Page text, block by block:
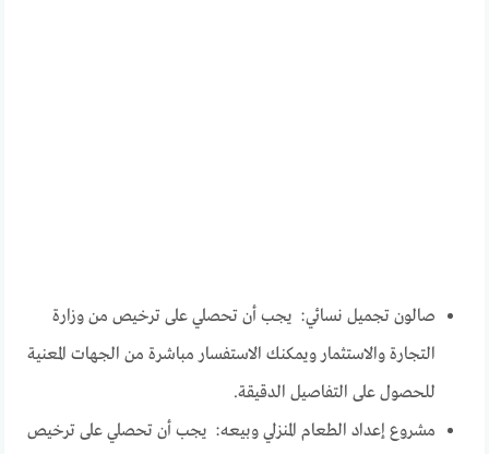
صالون تجميل نسائي: يجب أن تحصلي على ترخيص من وزارة
التجارة والاستثمار ويمكنك الاستفسار مباشرة من الجهات المعنية
للحصول على التفاصيل الدقيقة.
مشروع إعداد الطعام المنزلي وبيعه: يجب أن تحصلي على ترخيص